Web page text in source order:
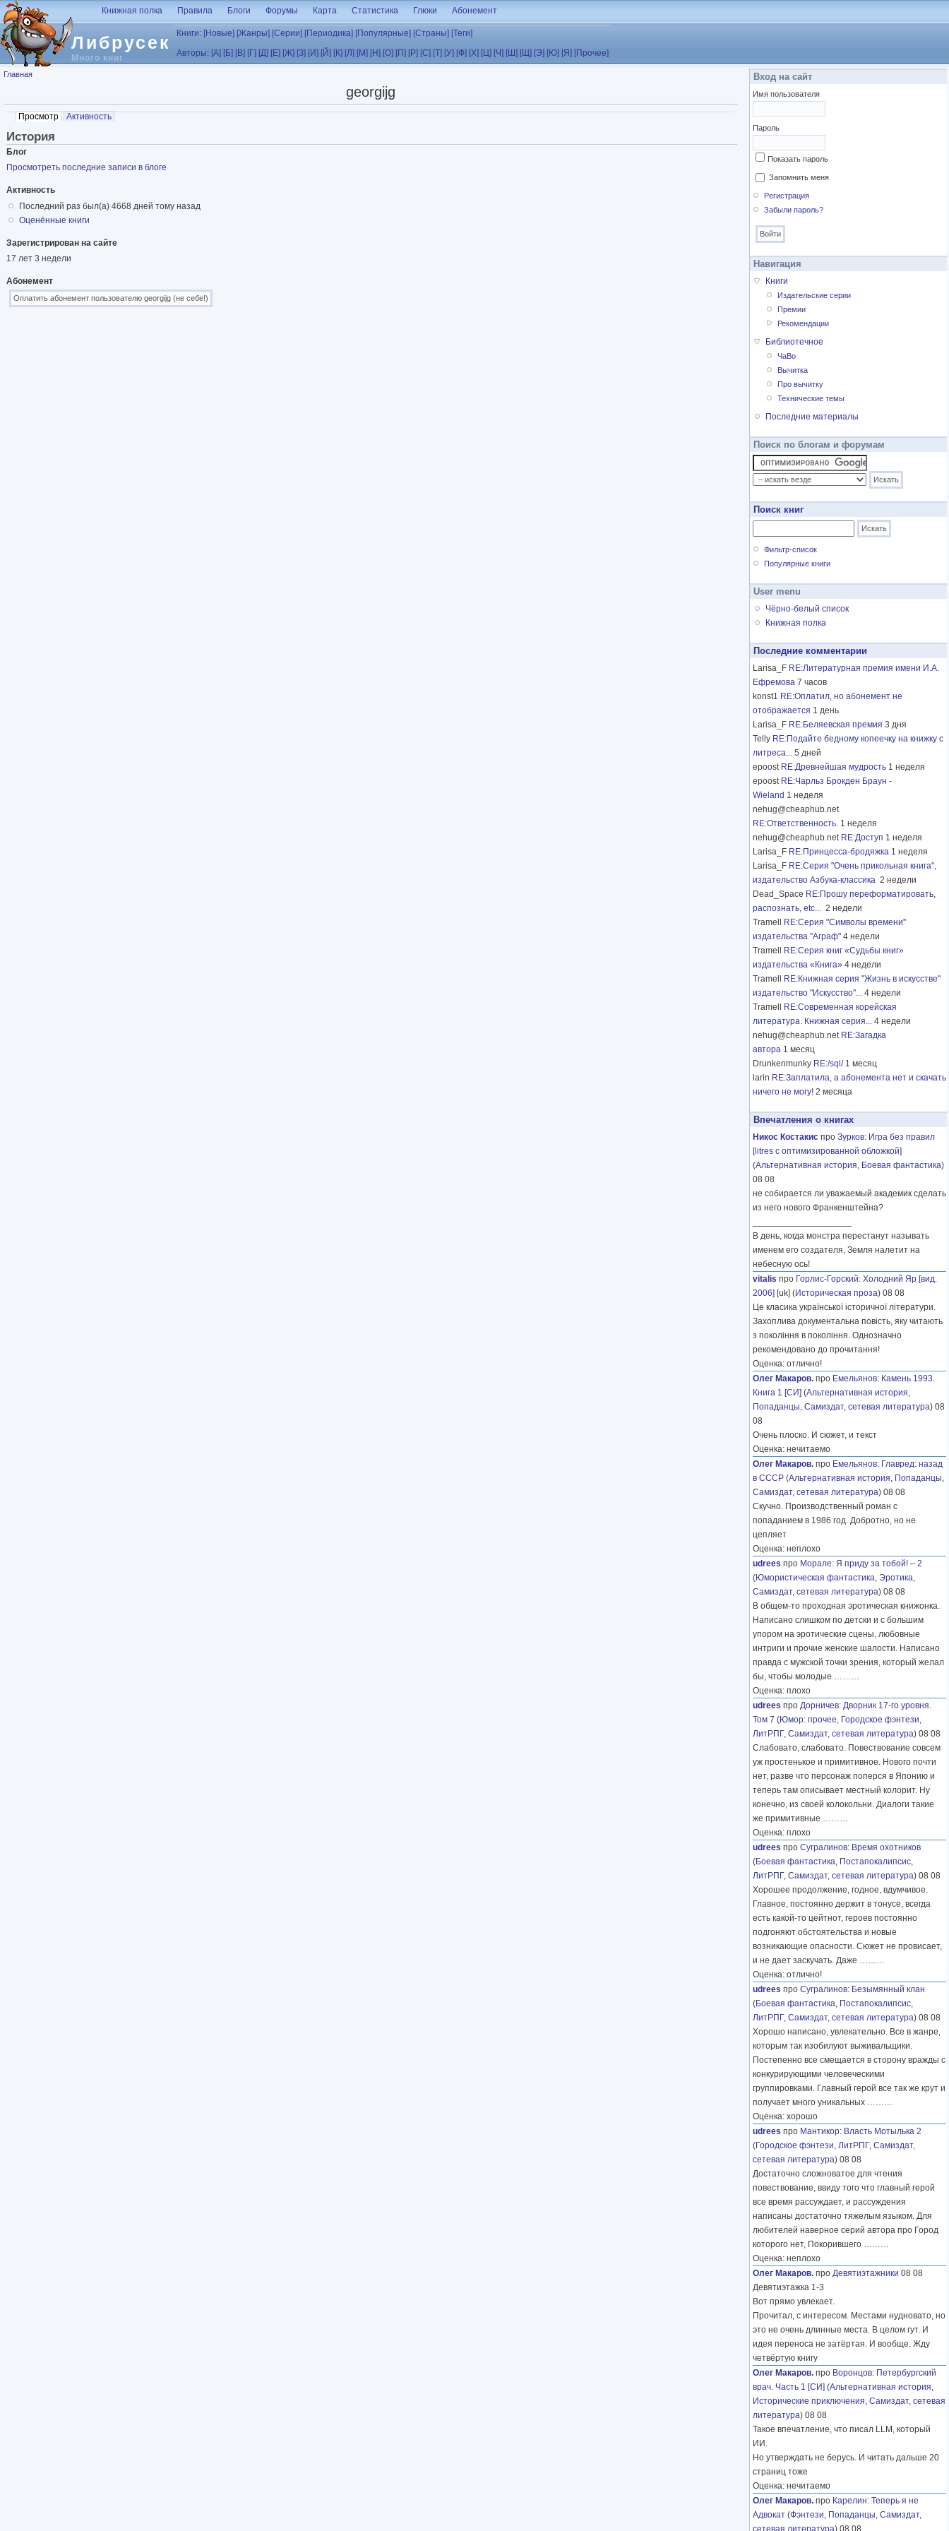
Перейти к основному содержанию
Либрусек
Много книг
Книжная полка Правила Блоги Форумы Карта Статистика Глюки Абонемент
Книги: [Новые] [Жанры] [Серии] [Периодика] [Популярные] [Страны] [Теги]
Авторы: [А] [Б] [В] [Г] [Д] [Е] [Ж] [З] [И] [Й] [К] [Л] [М] [Н] [О] [П] [Р] [С] [Т] [У] [Ф] [Х] [Ц] [Ч] [Ш] [Щ] [Э] [Ю] [Я] [Прочее]
Вы здесь
Главная
georgijg
Главные вкладки
Просмотр (активная вкладка)
Активность
История
Блог
Просмотреть последние записи в блоге
Активность
Последний раз был(а) 4668 дней тому назад
Оценённые книги
Зарегистрирован на сайте
17 лет 3 недели
Абонемент
Вход на сайт
Имя пользователя
Пароль
Показать пароль
Запомнить меня
Регистрация
Забыли пароль?
Навигация
Книги
Издательские серии
Премии
Рекомендации
Библиотечное
ЧаВо
Вычитка
Про вычитку
Технические темы
Последние материалы
Поиск по блогам и форумам
Поиск книг
Фильтр-список
Популярные книги
User menu
Чёрно-белый список
Книжная полка
Последние комментарии
Larisa_F RE:Литературная премия имени И.А.
Ефремова 7 часов
konst1 RE:Оплатил, но абонемент не
отображается 1 день
Larisa_F RE:Беляевская премия 3 дня
Telly RE:Подайте бедному копеечку на книжку с
литреса... 5 дней
epoost RE:Древнейшая мудрость 1 неделя
epoost RE:Чарльз Брокден Браун -
Wieland 1 неделя
nehug@cheaphub.net
RE:Ответственность. 1 неделя
nehug@cheaphub.net RE:Доступ 1 неделя
Larisa_F RE:Принцесса-бродяжка 1 неделя
Larisa_F RE:Серия "Очень прикольная книга",
издательство Азбука-классика 2 недели
Dead_Space RE:Прошу переформатировать,
распознать, etc... 2 недели
Tramell
RE:Серия "Символы времени"
издательства "Аграф" 4 недели
Tramell
RE:Серия книг «Судьбы книг»
издательства «Книга» 4 недели
Tramell
RE:Книжная серия "Жизнь в искусстве"
издательство "Искусство"... 4 недели
Tramell
RE:Современная корейская
литература. Книжная серия... 4 недели
nehug@cheaphub.net RE:Загадка
автора 1 месяц
Drunkenmunky RE:/sql/ 1 месяц
larin RE:Заплатила, а абонемента нет и скачать
ничего не могу! 2 месяца
Впечатления о книгах
Никос Костакис про Зурков: Игра без правил
[litres с оптимизированной обложкой]
(Альтернативная история, Боевая фантастика)
08 08
не собирается ли уважаемый академик сделать
из него нового Франкенштейна?
В день, когда монстра перестанут называть
именем его создателя, Земля налетит на
небесную ось!
vitalis про Горлис-Горский: Холодний Яр [вид.
2006] [uk] (Историческая проза) 08 08
Це класика української історичної літератури.
Захоплива документальна повість, яку читають
з покоління в покоління. Однозначно
рекомендовано до прочитання!
Оценка: отлично!
Олег Макаров. про Емельянов: Камень 1993.
Книга 1 [СИ] (Альтернативная история,
Попаданцы, Самиздат, сетевая литература) 08
08
Очень плоско. И сюжет, и текст
Оценка: нечитаемо
Олег Макаров. про Емельянов: Главред: назад
в СССР (Альтернативная история, Попаданцы,
Самиздат, сетевая литература) 08 08
Скучно. Производственный роман с
попаданием в 1986 год. Добротно, но не
цепляет
Оценка: неплохо
udrees про Морале: Я приду за тобой! – 2
(Юмористическая фантастика, Эротика,
Самиздат, сетевая литература) 08 08
В общем-то проходная эротическая книжонка.
Написано слишком по детски и с большим
упором на эротические сцены, любовные
интриги и прочие женские шалости. Написано
правда с мужской точки зрения, который желал
бы, чтобы молодые ………
Оценка: плохо
udrees про Дорничев: Дворник 17-го уровня.
Том 7 (Юмор: прочее, Городское фэнтези,
ЛитРПГ, Самиздат, сетевая литература) 08 08
Слабовато, слабовато. Повествование совсем
уж простенькое и примитивное. Нового почти
нет, разве что персонаж поперся в Японию и
теперь там описывает местный колорит. Ну
конечно, из своей колокольни. Диалоги такие
же примитивные ………
Оценка: плохо
udrees про Сугралинов: Время охотников
(Боевая фантастика, Постапокалипсис,
ЛитРПГ, Самиздат, сетевая литература) 08 08
Хорошее продолжение, годное, вдумчивое.
Главное, постоянно держит в тонусе, всегда
есть какой-то цейтнот, героев постоянно
подгоняют обстоятельства и новые
возникающие опасности. Сюжет не провисает,
и не дает заскучать. Даже ………
Оценка: отлично!
udrees про Сугралинов: Безымянный клан
(Боевая фантастика, Постапокалипсис,
ЛитРПГ, Самиздат, сетевая литература) 08 08
Хорошо написано, увлекательно. Все в жанре,
которым так изобилуют выживальщики.
Постепенно все смещается в сторону вражды с
конкурирующими человеческими
группировками. Главный герой все так же крут и
получает много уникальных ………
Оценка: хорошо
udrees про Мантикор: Власть Мотылька 2
(Городское фэнтези, ЛитРПГ, Самиздат,
сетевая литература) 08 08
Достаточно сложноватое для чтения
повествование, ввиду того что главный герой
все время рассуждает, и рассуждения
написаны достаточно тяжелым языком. Для
любителей наверное серий автора про Город
которого нет, Покорившего ………
Оценка: неплохо
Олег Макаров. про Девятиэтажники 08 08
Девятиэтажка 1-3
Вот прямо увлекает.
Прочитал, с интересом. Местами нудновато, но
это не очень длинные места. В целом гут. И
идея переноса не затёртая. И вообще. Жду
четвёртую книгу
Олег Макаров. про Воронцов: Петербургский
врач. Часть 1 [СИ] (Альтернативная история,
Исторические приключения, Самиздат, сетевая
литература) 08 08
Такое впечатление, что писал LLM, который
ИИ.
Но утверждать не берусь. И читать дальше 20
страниц тоже
Оценка: нечитаемо
Олег Макаров. про Карелин: Теперь я не
Адвокат (Фэнтези, Попаданцы, Самиздат,